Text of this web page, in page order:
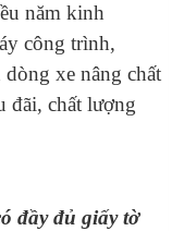
năm kinh
công trình,
xe nâng chất
đãi, chất lượng
đầy đủ giấy tờ